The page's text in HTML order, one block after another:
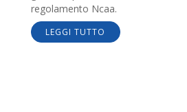
regolamento Ncaa.
LEGGI TUTTO